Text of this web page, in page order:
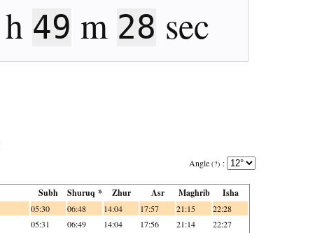
h 49 m 27 sec
Angle (?) :
Subh Shuruq * Zhur Asr Maghrib Isha
05:30 06:48 14:04 17:57 21:15 22:28
05:31 06:49 14:04 17:56 21:14 22:27